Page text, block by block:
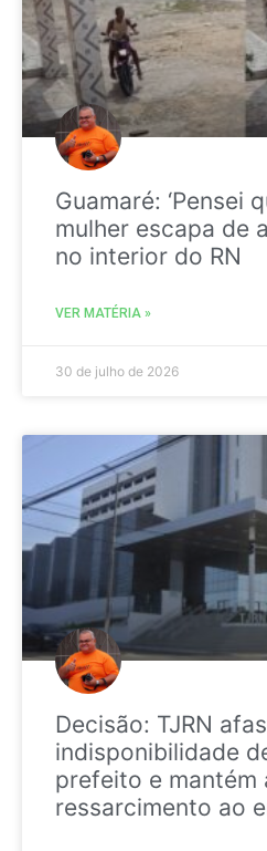
Guamaré: ‘Pensei
mulher escapa de
no interior do RN
VER MATÉRIA »
30 de julho de 2026
Decisão: TJRN
indisponibilidade
prefeito e mantém
ressarcimento ao